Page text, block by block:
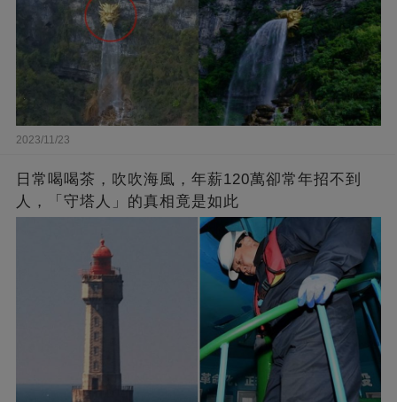
2023/11/23
日常喝喝茶，吹吹海風，年薪120萬卻常年招不到
人，「守塔人」的真相竟是如此